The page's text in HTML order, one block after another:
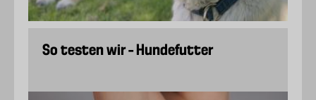
So testen wir – Hundefutter